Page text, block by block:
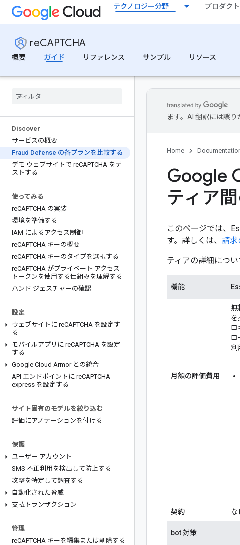
テクノロジー分野 プロダク
reCAPTCHA
概要
ガイド リファレンス サンプル リソース
Discover
サービスの概要
Fraud Defense の各プランを比較する
デモ ウェブサイトで reCAPTCHA をテ
ストする
使ってみる
reCAPTCHA の実装
環境を準備する
IAM によるアクセス制御
reCAPTCHA キーの概要
reCAPTCHA キーのタイプを選択する
reCAPTCHA がプライベート アクセス
トークンを使用する仕組みを理解する
ハンド ジェスチャーの確認
設定
ウェブサイトに reCAPTCHA を設定す
る
モバイルアプリに reCAPTCHA を設定
する
Google Cloud Armor との統合
API エンドポイントに reCAPTCHA
express を設定する
サイト固有のモデルを絞り込む
評価にアノテーションを付ける
保護
ユーザー アカウント
SMS 不正利用を検出して防止する
攻撃を特定して調査する
自動化された脅威
支払トランザクション
管理
reCAPTCHA キーを編集または削除する
ます。AI 翻訳には誤り
Home
Google
ティア
このページでは、
す。詳しくは、 請求
ティアの詳細につ
機能
無
を
ロ
ロ
利
月額の評価費用
契約 な
bot 対策